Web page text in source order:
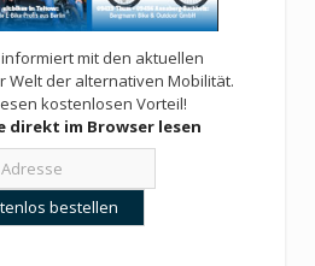
mit den aktuellen
Welt der alternativen Mobilität.
kostenlosen Vorteil!
direkt im Browser lesen